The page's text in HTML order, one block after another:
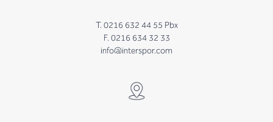
T. 0216 632 44 55 Pbx
F. 0216 634 32 33
info@interspor.com